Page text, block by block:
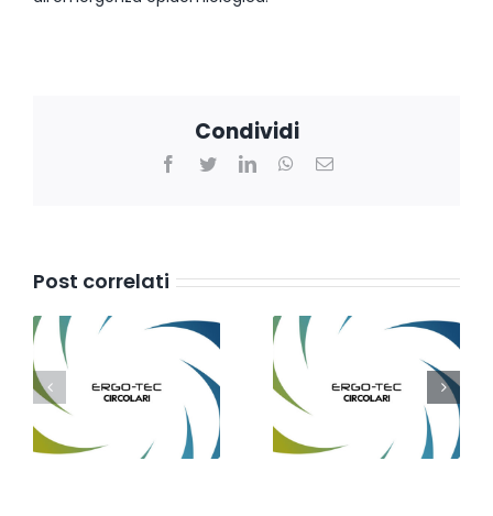
Condividi
Facebook
TwitterLinkedInWhatsApp
Email
Post correlati